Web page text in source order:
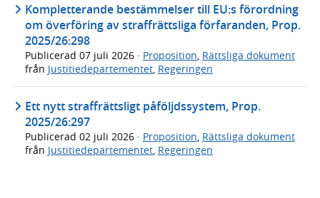
Kompletterande bestämmelser till EU:s förordning
om överföring av straffrättsliga förfaranden, Prop.
2025/26:298
Publicerad 07 juli 2026 · Proposition, Rättsliga dokument
från Justitiedepartementet, Regeringen
Ett nytt straffrättsligt påföljdssystem, Prop.
2025/26:297
Publicerad 02 juli 2026 · Proposition Rättsliga dokument
från Justitiedepartementet Regeringen